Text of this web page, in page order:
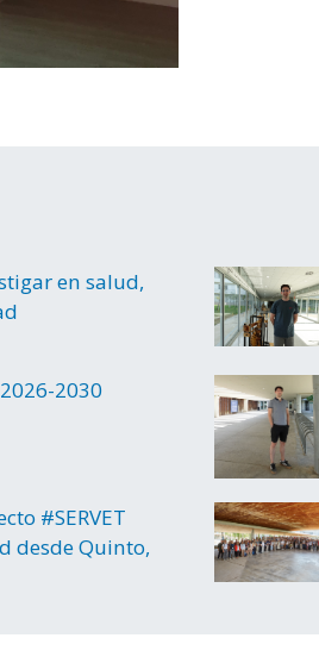
en salud,
2030
#SERVET
desde Quinto,